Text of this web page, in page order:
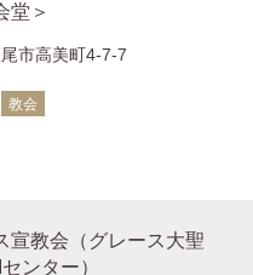
堂＞
市高美町4-7-7
教会
宣教会（グレース大聖
ンター）